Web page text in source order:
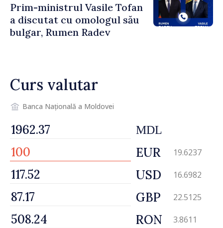
Prim-ministrul Vasile Tofan
a discutat cu omologul său
bulgar, Rumen Radev
Curs valutar
Banca Națională a Moldovei
MDL
EUR 19.6237
USD 16.6982
GBP 22.5125
RON 3.8611